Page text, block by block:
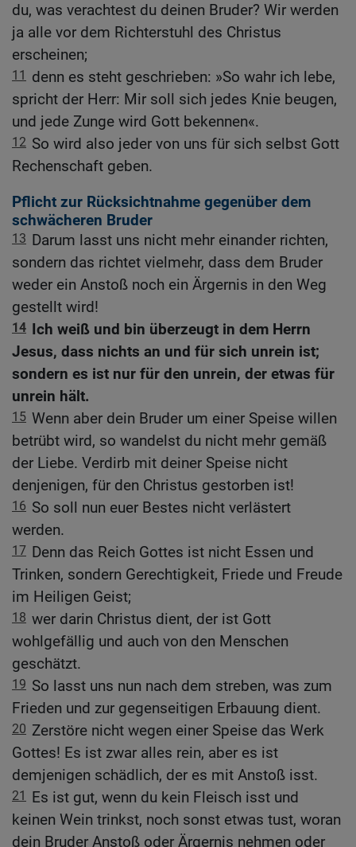
du, was verachtest du deinen Bruder? Wir werden
ja alle vor dem Richterstuhl des Christus
erscheinen;
11
denn es steht geschrieben: »So wahr ich lebe,
spricht der Herr: Mir soll sich jedes Knie beugen,
und jede Zunge wird Gott bekennen«.
12 So wird also jeder von uns für sich selbst Gott
Rechenschaft geben.
Pflicht zur Rücksichtnahme gegenüber dem
schwächeren Bruder
13 Darum lasst uns nicht mehr einander richten,
sondern das richtet vielmehr, dass dem Bruder
weder ein Anstoß noch ein Ärgernis in den Weg
gestellt wird!
14 Ich weiß und bin überzeugt in dem Herrn
Jesus, dass nichts an und für sich unrein ist;
sondern es ist nur für den unrein, der etwas für
unrein hält.
15 Wenn aber dein Bruder um einer Speise willen
betrübt wird, so wandelst du nicht mehr gemäß
der Liebe. Verdirb mit deiner Speise nicht
denjenigen, für den Christus gestorben ist!
16 So soll nun euer Bestes nicht verlästert
werden.
17 Denn das Reich Gottes ist nicht Essen und
Trinken, sondern Gerechtigkeit, Friede und Freude
im Heiligen Geist;
18 wer darin Christus dient, der ist Gott
wohlgefällig und auch von den Menschen
geschätzt.
19 So lasst uns nun nach dem streben, was zum
Frieden und zur gegenseitigen Erbauung dient.
20 Zerstöre nicht wegen einer Speise das Werk
Gottes! Es ist zwar alles rein, aber es ist
demjenigen schädlich, der es mit Anstoß isst.
21
Es ist gut, wenn du kein Fleisch isst und
keinen Wein trinkst, noch sonst etwas tust, woran
dein Bruder Anstoß oder Ärgernis nehmen oder